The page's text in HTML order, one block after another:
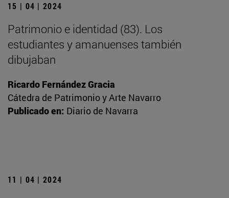
15 | 04 | 2024
Patrimonio e identidad (83). Los
estudiantes y amanuenses también
dibujaban
Ricardo Fernández Gracia
Cátedra de Patrimonio y Arte Navarro
Publicado en: Diario de Navarra
11 | 04 | 2024